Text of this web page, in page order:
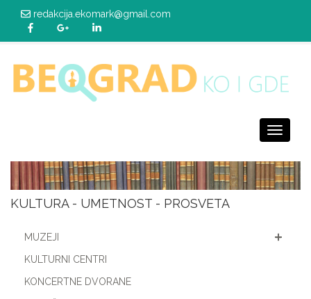
redakcija.ekomark@gmail.com
Toggle
KULTURA - UMETNOST - PROSVETA
MUZEJI
KULTURNI CENTRI
KONCERTNE DVORANE